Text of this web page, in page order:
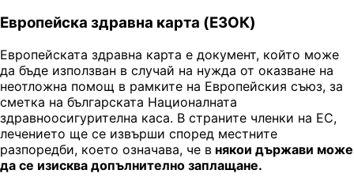
Европейска здравна карта (ЕЗОК)
Европейската здравна карта е документ, който може
да бъде използван в случай на нужда от оказване на
неотложна помощ в рамките на Европейския съюз, за
сметка на българската Националната
здравноосигурителна каса. В страните членки на ЕС,
лечението ще се извърши според местните
разпоредби, което означава, че в някои държави може
да се изисква допълнително заплащане.